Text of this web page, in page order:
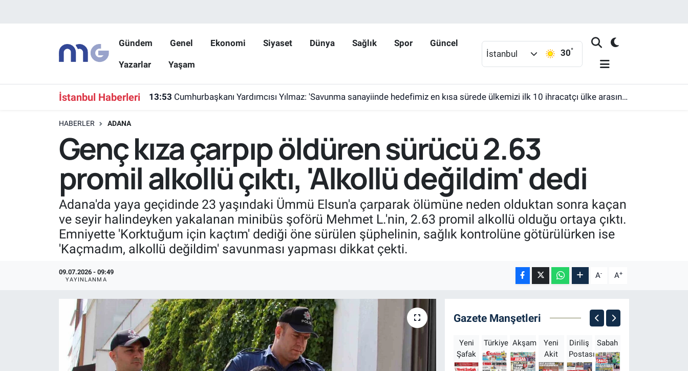
Gündem Genel Ekonomi Siyaset Dünya Sağlık Spor Güncel
Yazarlar Yaşam
İstanbul 30°
İstanbul Haberleri 13:53 Cumhurbaşkanı Yardımcısı Yılmaz: 'Savunma sanayiinde hedefimiz en kısa sürede ülkemizi ilk 10 ihracatçı ülke arasına sokmak'
HABERLER ADANA
Genç kıza çarpıp öldüren sürücü 2.63
promil alkollü çıktı, 'Alkollü değildim' dedi
Adana'da yaya geçidinde 23 yaşındaki Ümmü Elsun'a çarparak ölümüne neden olduktan sonra kaçan
ve seyir halindeyken yakalanan minibüs şoförü Mehmet L.'nin, 2.63 promil alkollü olduğu ortaya çıktı.
Emniyette 'Korktuğum için kaçtım' dediği öne sürülen şüphelinin, sağlık kontrolüne götürülürken ise
'Kaçmadım, alkollü değildim' savunması yapması dikkat çekti.
09.07.2026 - 09:49
YAYINLANMA A- A+
Gazete Manşetleri
Yeni
Şafak
Türkiye Akşam
Yeni
Akit
Diriliş
Postası
Sabah
Hava Durumu
İstanbul Namaz Vakitleri
Süper Lig Puan Durumu ve Fikstür
Son Dakika Haberleri
Haber Arşivi